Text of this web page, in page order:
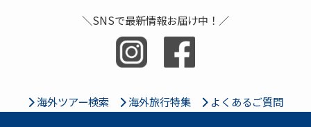
＼SNSで最新情報お届け中！／
海外ツアー検索 海外旅行特集 よくあるご質問